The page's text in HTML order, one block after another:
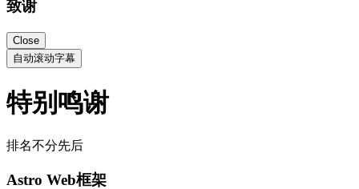
致谢
Close
自动滚动字幕
特别鸣谢
排名不分先后
Astro Web框架